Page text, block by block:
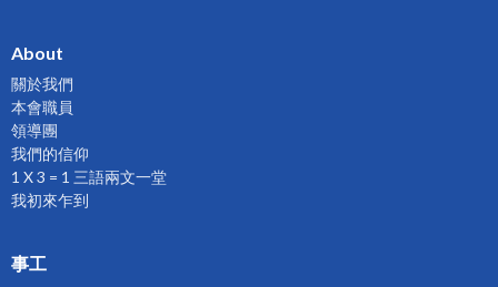
About
關於我們
本會職員
領導團
我們的信仰
1 X 3 = 1 三語兩文一堂
我初來乍到
事工